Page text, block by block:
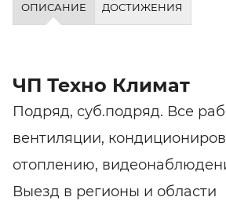
ОПИСАНИЕ ДОСТИЖЕНИЯ
ЧП Техно Климат
Подряд, суб.подряд. Все
вентиляции,
отоплению,
Выезд в регионы и области